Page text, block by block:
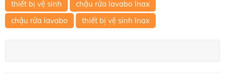
thiết bị vệ sinh
chậu rửa lavabo Inax
chậu rửa lavabo
thiết bị vệ sinh Inax